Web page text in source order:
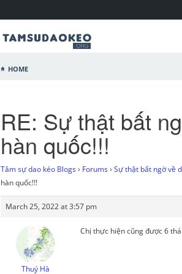
Home
RE: Sự thật bất
hàn quốc!!!
Tâm sự dao kéo Blogs › Forums › Sự thật bất ngờ về
hàn quốc!!!
March 25, 2022 at 3:57 pm
Thuý Hà
Chị thực hiện cũng được 6